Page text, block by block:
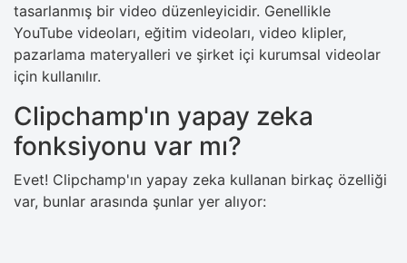
tasarlanmış bir video düzenleyicidir. Genellikle
YouTube videoları, eğitim videoları, video klipler,
pazarlama materyalleri ve şirket içi kurumsal videolar
için kullanılır.
Clipchamp'ın yapay zeka
fonksiyonu var mı?
Evet! Clipchamp'ın yapay zeka kullanan birkaç özelliği
var, bunlar arasında şunlar yer alıyor: